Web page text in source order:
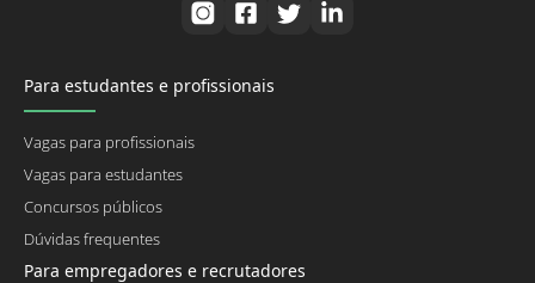
Para estudantes e profissionais
Vagas para profissionais
Vagas para estudantes
Concursos públicos
Dúvidas frequentes
Para empregadores e recrutadores